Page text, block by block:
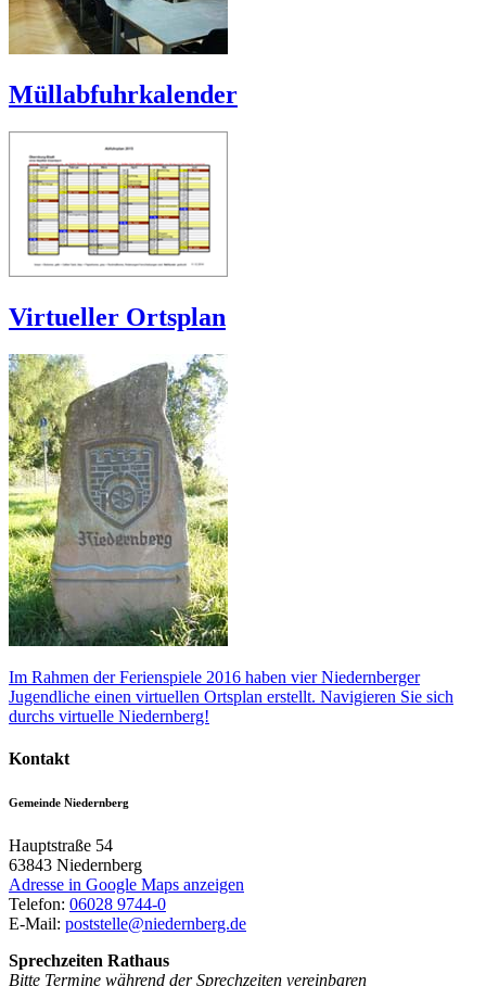
Müllabfuhrkalender
Virtueller Ortsplan
Im Rahmen der Ferienspiele 2016 haben vier Niedernberger
Jugendliche einen virtuellen Ortsplan erstellt. Navigieren Sie sich
durchs virtuelle Niedernberg!
Kontakt
Gemeinde Niedernberg
Hauptstraße 54
63843 Niedernberg
Adresse in Google Maps anzeigen
Telefon: 06028 9744-0
E-Mail: poststelle@niedernberg.de
Sprechzeiten Rathaus
Bitte Termine während der Sprechzeiten vereinbaren